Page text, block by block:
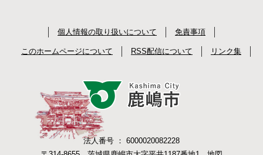
個人情報の取り扱いについて 免責事項
このホームページについて RSS配信について リンク集
法人番号 ： 6000020082228